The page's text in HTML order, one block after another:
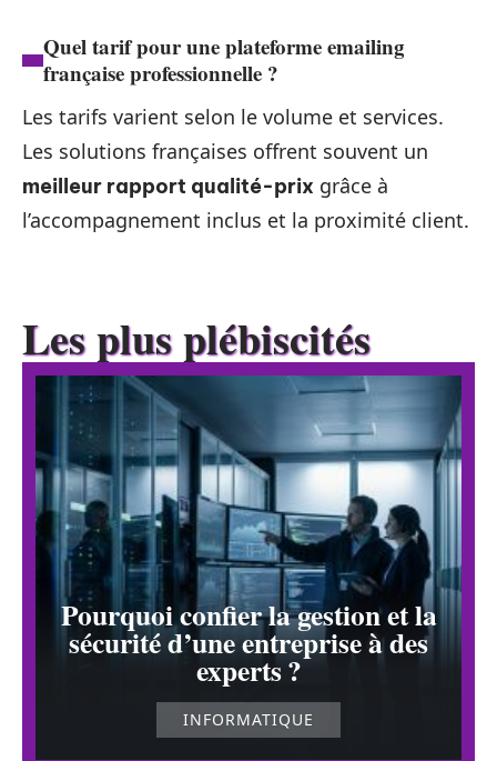
Quel tarif pour une plateforme emailing
française professionnelle ?
Les tarifs varient selon le volume et services.
Les solutions françaises offrent souvent un
meilleur rapport qualité-prix grâce à
l’accompagnement inclus et la proximité client.
Les plus plébiscités
Pourquoi confier la gestion et la
sécurité d’une entreprise à des
experts ?
INFORMATIQUE